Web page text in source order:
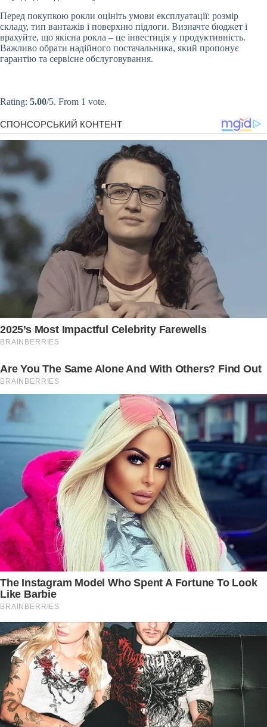
Перед покупкою рокли оцініть умови експлуатації: розмір
складу, тип вантажів і поверхню підлоги. Визначте бюджет і
врахуйте, що якісна рокла – це інвестиція у продуктивність.
Важливо обрати надійного постачальника, який пропонує
гарантію та сервісне обслуговування.
Rating: 5.00/5. From 1 vote.